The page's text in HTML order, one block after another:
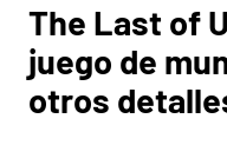
The Last of
juego de
otros